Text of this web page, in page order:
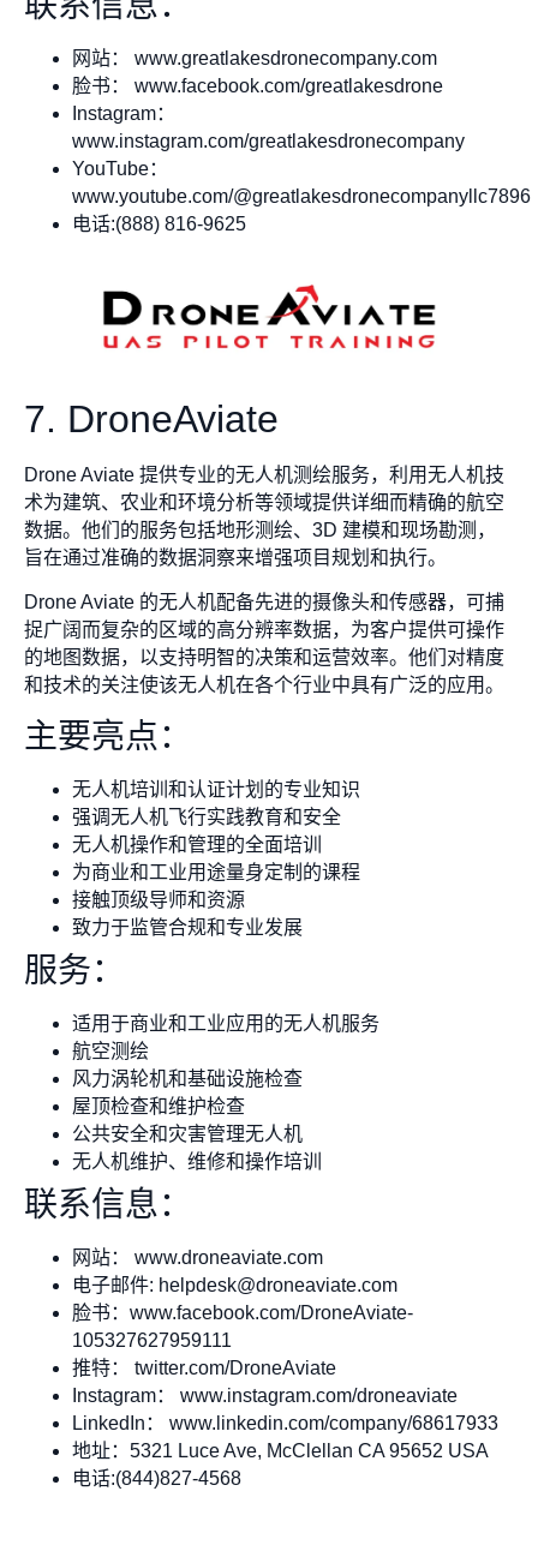
网站： www.greatlakesdronecompany.com
脸书： www.facebook.com/greatlakesdrone
Instagram：
www.instagram.com/greatlakesdronecompany
YouTube：
www.youtube.com/@greatlakesdronecompanyllc7896
电话:(888) 816-9625
7. DroneAviate
Drone Aviate 提供专业的无人机测绘服务，利用无人机技
术为建筑、农业和环境分析等领域提供详细而精确的航空
数据。他们的服务包括地形测绘、3D 建模和现场勘测，
旨在通过准确的数据洞察来增强项目规划和执行。
Drone Aviate 的无人机配备先进的摄像头和传感器，可捕
捉广阔而复杂的区域的高分辨率数据，为客户提供可操作
的地图数据，以支持明智的决策和运营效率。他们对精度
和技术的关注使该无人机在各个行业中具有广泛的应用。
主要亮点：
无人机培训和认证计划的专业知识
强调无人机飞行实践教育和安全
无人机操作和管理的全面培训
为商业和工业用途量身定制的课程
接触顶级导师和资源
致力于监管合规和专业发展
服务：
适用于商业和工业应用的无人机服务
航空测绘
风力涡轮机和基础设施检查
屋顶检查和维护检查
公共安全和灾害管理无人机
无人机维护、维修和操作培训
联系信息：
网站： www.droneaviate.com
电子邮件: helpdesk@droneaviate.com
脸书：www.facebook.com/DroneAviate-
105327627959111
推特： twitter.com/DroneAviate
Instagram： www.instagram.com/droneaviate
LinkedIn： www.linkedin.com/company/68617933
地址：5321 Luce Ave, McClellan CA 95652 USA
电话:(844)827-4568